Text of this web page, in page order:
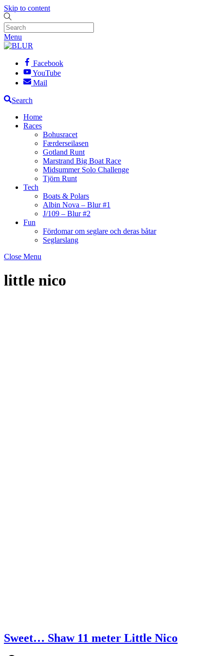
Skip to content
Menu
Facebook
YouTube
Mail
Search
Home
Races
Bohusracet
Færderseilasen
Gotland Runt
Marstrand Big Boat Race
Midsummer Solo Challenge
Tjörn Runt
Tech
Boats & Polars
Albin Nova – Blur #1
J/109 – Blur #2
Fun
Fördomar om seglare och deras båtar
Seglarslang
Close Menu
little nico
Sweet… Shaw 11 meter Little Nico